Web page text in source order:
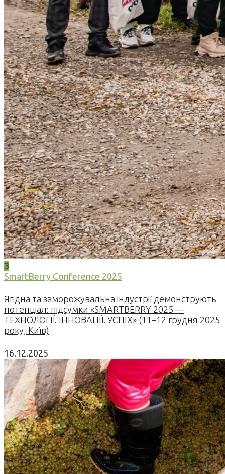
3
SmartBerry Conference 2025
Ягідна та заморожувальна індустрії демонструють
потенціал: підсумки «SMARTBERRY 2025 —
ТЕХНОЛОГІЇ. ІННОВАЦІЇ. УСПІХ» (11–12 грудня 2025
року, Київ)
16.12.2025